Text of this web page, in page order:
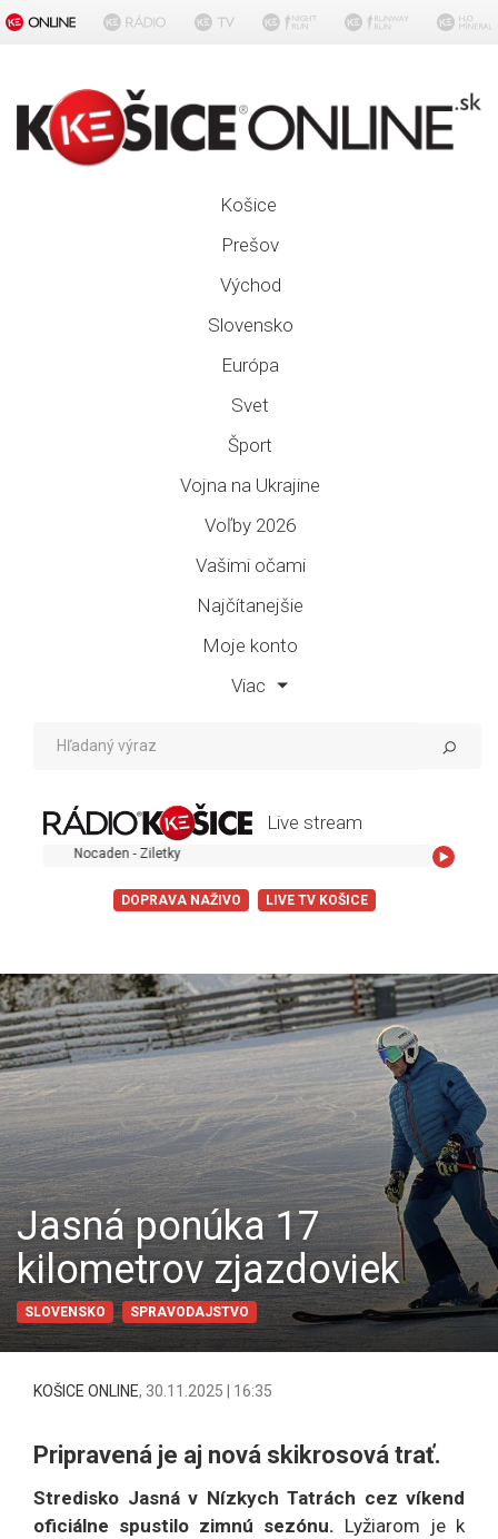
Košice
Prešov
Východ
Slovensko
Európa
Svet
Šport
Vojna na Ukrajine
Voľby 2026
Vašimi očami
Najčítanejšie
Moje konto
Viac
Live stream
Nocaden - Ziletky
DOPRAVA NAŽIVO LIVE TV KOŠICE
Jasná ponúka 17
kilometrov zjazdoviek
SLOVENSKO SPRAVODAJSTVO
KOŠICE ONLINE, 30.11.2025 | 16:35
Pripravená je aj nová skikrosová trať.
Stredisko Jasná v Nízkych Tatrách cez víkend
oficiálne spustilo zimnú sezónu. Lyžiarom je k